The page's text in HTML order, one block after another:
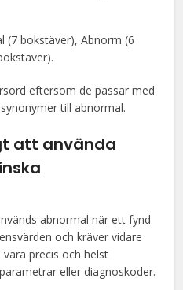
(7 bokstäver), Abnorm (6
eftersom de passar med
till abnormal.
att använda
abnormal när ett fynd
och kräver vidare
vara precis och helst
eller diagnoskoder.